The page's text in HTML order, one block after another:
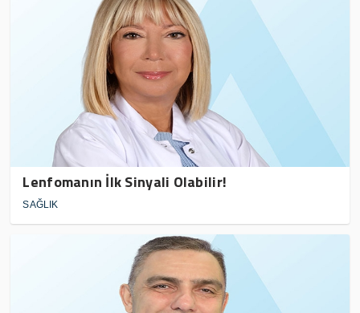
Lenfomanın İlk Sinyali Olabilir!
SAĞLIK